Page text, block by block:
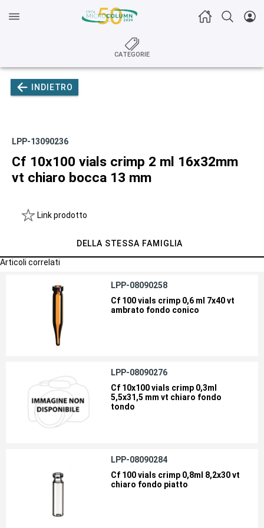
CATEGORIE
INDIETRO
LPP-13090236
Cf 10x100 vials crimp 2 ml 16x32mm
vt chiaro bocca 13 mm
Link prodotto
DELLA STESSA FAMIGLIA
Articoli correlati
LPP-08090258
Cf 100 vials crimp 0,6 ml 7x40 vt
ambrato fondo conico
LPP-08090276
Cf 10x100 vials crimp 0,3ml
5,5x31,5 mm vt chiaro fondo
tondo
LPP-08090284
Cf 100 vials crimp 0,8ml 8,2x30 vt
chiaro fondo piatto